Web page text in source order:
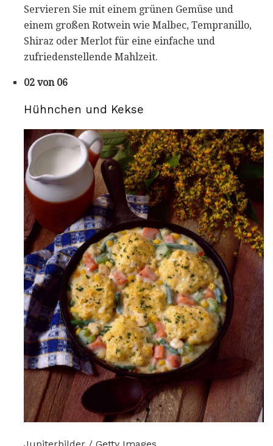
Servieren Sie mit einem grünen Gemüse und
einem großen Rotwein wie Malbec, Tempranillo,
Shiraz oder Merlot für eine einfache und
zufriedenstellende Mahlzeit.
02 von 06
Hühnchen und Kekse
Jupiterbilder / Getty Images